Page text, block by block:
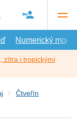
Numerický model
zítra i tropickými
Čtveřín